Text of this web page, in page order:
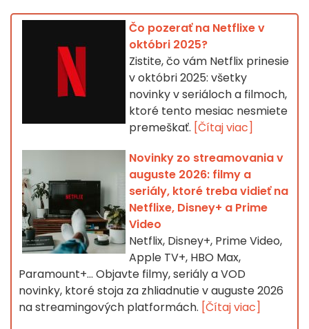
Čo pozerať na Netflixe v
októbri 2025?
Zistite, čo vám Netflix prinesie
v októbri 2025: všetky
novinky v seriáloch a filmoch,
ktoré tento mesiac nesmiete
premeškať. [Čítaj viac]
Novinky zo streamovania v
auguste 2026: filmy a
seriály, ktoré treba vidieť na
Netflixe, Disney+ a Prime
Video
Netflix, Disney+, Prime Video,
Apple TV+, HBO Max,
Paramount+… Objavte filmy, seriály a VOD
novinky, ktoré stoja za zhliadnutie v auguste 2026
na streamingových platformách. [Čítaj viac]